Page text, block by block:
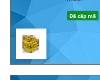
Đã cấp mã